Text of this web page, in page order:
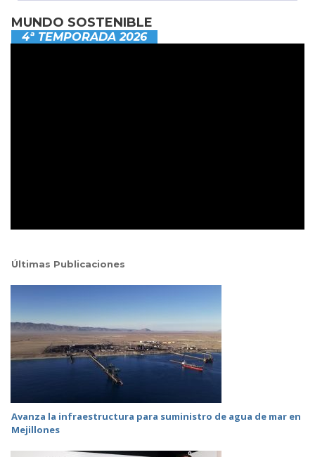
MUNDO SOSTENIBLE
4ª TEMPORADA 2026
Últimas Publicaciones
Avanza la infraestructura para suministro de agua de mar en
Mejillones